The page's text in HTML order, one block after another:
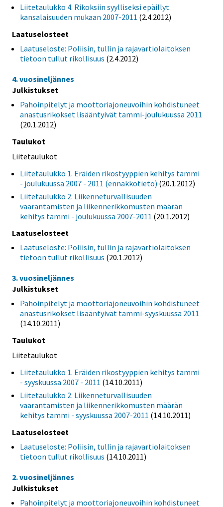
Liitetaulukko 4. Rikoksiin syylliseksi epäillyt
kansalaisuuden mukaan 2007-2011 (2.4.2012)
Laatuselosteet
Laatuseloste: Poliisin, tullin ja rajavartiolaitoksen
tietoon tullut rikollisuus (2.4.2012)
4. vuosineljännes
Julkistukset
Pahoinpitelyt ja moottoriajoneuvoihin kohdistuneet
anastusrikokset lisääntyivät tammi-joulukuussa 2011
(20.1.2012)
Taulukot
Liitetaulukot
Liitetaulukko 1. Eräiden rikostyyppien kehitys tammi
- joulukuussa 2007 - 2011 (ennakkotieto) (20.1.2012)
Liitetaulukko 2. Liikenneturvallisuuden
vaarantamisten ja liikennerikkomusten määrän
kehitys tammi - joulukuussa 2007-2011 (20.1.2012)
Laatuselosteet
Laatuseloste: Poliisin, tullin ja rajavartiolaitoksen
tietoon tullut rikollisuus (20.1.2012)
3. vuosineljännes
Julkistukset
Pahoinpitelyt ja moottoriajoneuvoihin kohdistuneet
anastusrikokset lisääntyivät tammi-syyskuussa 2011
(14.10.2011)
Taulukot
Liitetaulukot
Liitetaulukko 1. Eräiden rikostyyppien kehitys tammi
- syyskuussa 2007 - 2011 (14.10.2011)
Liitetaulukko 2. Liikenneturvallisuuden
vaarantamisten ja liikennerikkomusten määrän
kehitys tammi - syyskuussa 2007-2011 (14.10.2011)
Laatuselosteet
Laatuseloste: Poliisin, tullin ja rajavartiolaitoksen
tietoon tullut rikollisuus (14.10.2011)
2. vuosineljännes
Julkistukset
Pahoinpitelyt ja moottoriajoneuvoihin kohdistuneet